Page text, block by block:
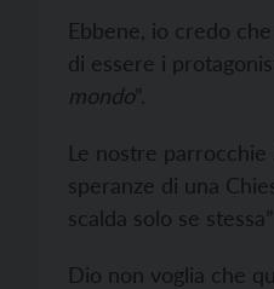
Ebbene, io credo
di essere i
mondo”.
Le nostre
speranze di una
scalda solo se
Dio non voglia che